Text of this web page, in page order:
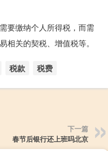
要缴纳个人所得税，而需
相关的契税、增值税等。
税款 税费
下一篇
春节后银行还上班吗北京